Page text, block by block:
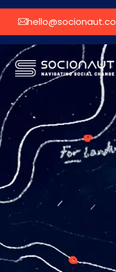
hello@socionaut.co